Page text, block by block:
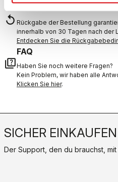
replay Rückgabe der Bestellung
innerhalb von 30 Tagen nach der
Entdecken Sie die
quiz
FAQ
Haben Sie noch weitere Fragen?
Kein Problem, wir haben alle
Klicken Sie hier.
SICHER EINKAUFEN
Der Support, den du brauchst,